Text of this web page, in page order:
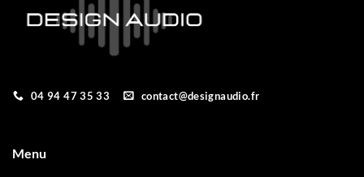
04 94 47 35 33 contact@designaudio.fr
Menu